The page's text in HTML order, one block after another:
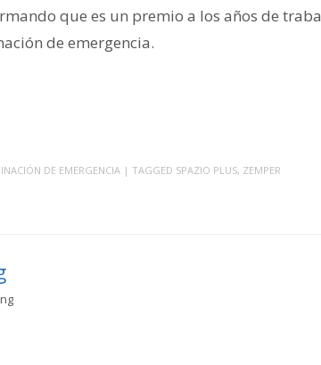
que es un premio a los años de
de emergencia.
DE EMERGENCIA | TAGGED SPAZIO PLUS, ZEMPER